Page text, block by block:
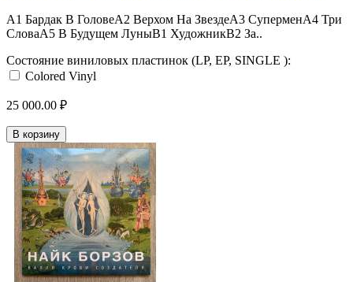
A1 Бардак В ГоловеA2 Верхом На ЗвездеA3 СуперменA4 Три
СловаA5 В Будущем ЛуныB1 ХудожникB2 За..
Состояние виниловых пластинок (LP, EP, SINGLE ):
Colored Vinyl
25 000.00 ₽
В корзину